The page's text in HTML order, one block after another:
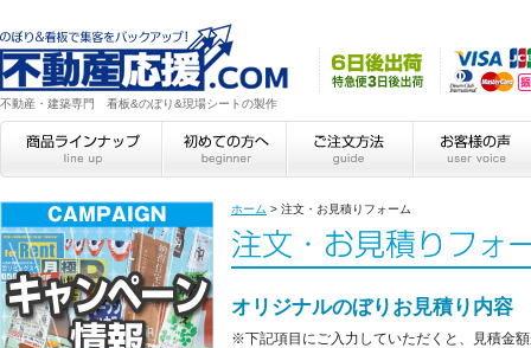
不動産・建築専門 看板&のぼり&現場シートの製作
ホーム > 注文・お見積りフォーム
オリジナルのぼりお見積り内容
※下記項目にご入力していただくと、見積金